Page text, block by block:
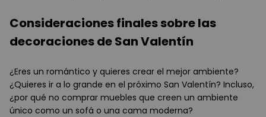
Consideraciones finales sobre las
decoraciones de San Valentín
¿Eres un romántico y quieres crear el mejor ambiente?
¿Quieres ir a lo grande en el próximo San Valentín? Incluso,
¿por qué no comprar muebles que creen un ambiente
único como un sofá o una cama moderna?